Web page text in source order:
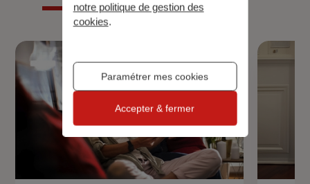
notre politique de gestion des
cookies.
Paramétrer mes cookies
Accepter & fermer